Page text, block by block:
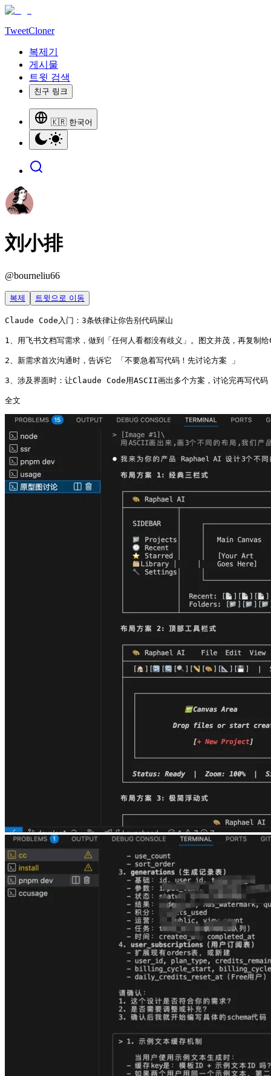
TweetCloner
복제기
게시물
트윗 검색
친구 링크
🇰🇷 한국어
刘小排
@bourneliu66
복제 트윗으로 이동
Claude Code入门：3条铁律让你告别代码屎山
1、用飞书文档写需求，做到「任何人看都没有歧义」。图文并茂，再复制
2、新需求首次沟通时，告诉它 「不要急着写代码！先讨论方案 」
3、涉及界面时：让Claude Code用ASCII画出多个方案，讨论完再写代码